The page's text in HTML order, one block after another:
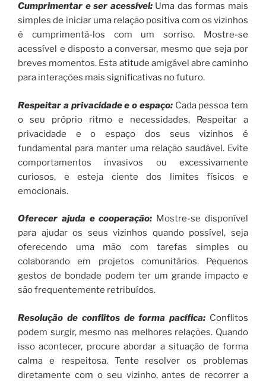
Cumprimentar e ser acessível:Uma das formas mais
simples de iniciar uma relação positiva com os vizinhos
é cumprimentá-los com um sorriso. Mostre-se
acessível e disposto a conversar, mesmo que seja por
breves momentos. Esta atitude amigável abre caminho
para interações mais significativas no futuro.
Respeitar a privacidade e o espaço:Cada pessoa tem
o seu próprio ritmo e necessidades. Respeitar a
privacidade e o espaço dos seus vizinhos é
fundamental para manter uma relação saudável. Evite
comportamentos invasivos ou excessivamente
curiosos, e esteja ciente dos limites físicos e
emocionais.
Oferecer ajuda e cooperação: Mostre-se disponível
para ajudar os seus vizinhos quando possível, seja
oferecendo uma mão com tarefas simples ou
colaborando em projetos comunitários. Pequenos
gestos de bondade podem ter um grande impacto e
são frequentemente retribuídos.
Resolução de conflitos de forma pacífica: Conflitos
podem surgir, mesmo nas melhores relações. Quando
isso acontecer, procure abordar a situação de forma
calma e respeitosa. Tente resolver os problemas
diretamente com o seu vizinho, antes de recorrer a